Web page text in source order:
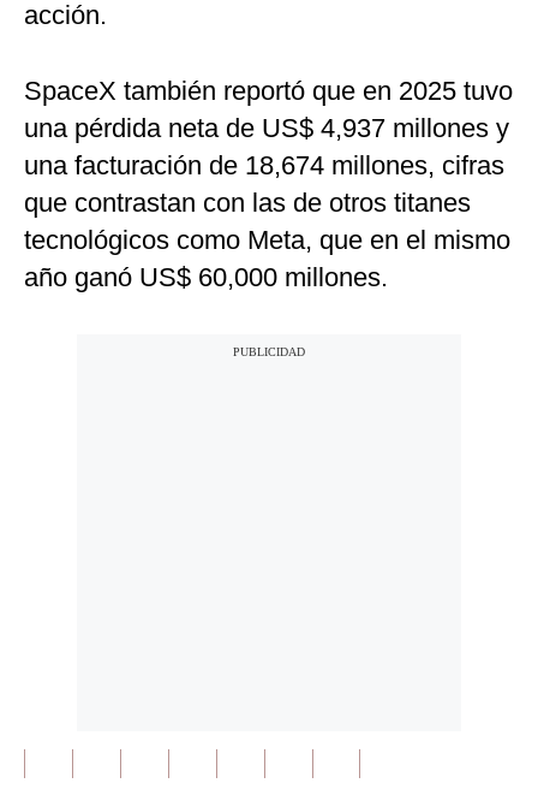
acción.
SpaceX también reportó que en 2025 tuvo
una pérdida neta de US$ 4,937 millones y
una facturación de 18,674 millones, cifras
que contrastan con las de otros titanes
tecnológicos como Meta, que en el mismo
año ganó US$ 60,000 millones.